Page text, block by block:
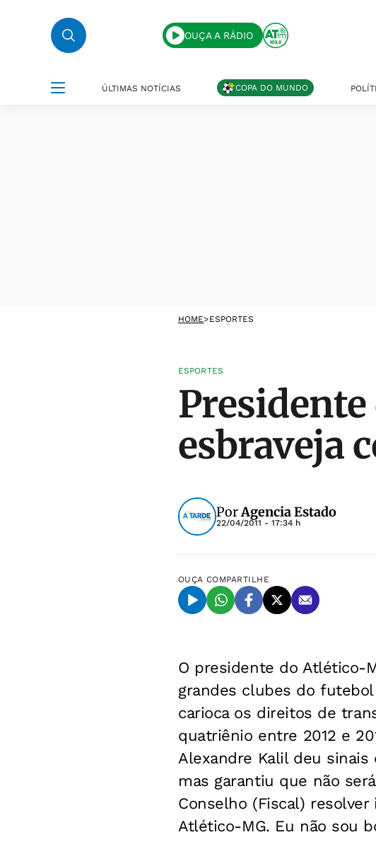
OUÇA A RÁDIO
ÚLTIMAS NOTÍCIAS COPA DO MUNDO
HOME>ESPORTES
ESPORTES
esbraveja
PorAgencia Estado
22/04/2011 - 17:34 h
OUÇA COMPARTILHE
O presidente do Atlético-
grandes clubes do
carioca os direitos de
quatriênio entre 2012 e
Alexandre Kalil deu sinais
mas garantiu que não
Conselho (Fiscal)
Atlético-MG. Eu não sou